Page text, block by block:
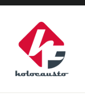
Ir
directamente
contenido